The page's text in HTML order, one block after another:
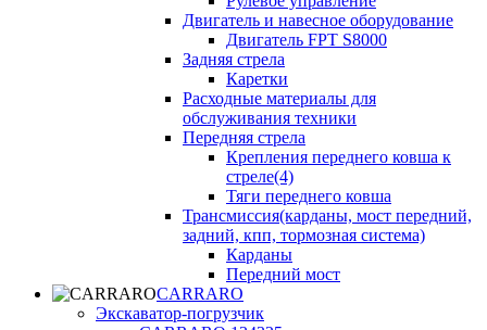
Двигатель и навесное оборудование
Двигатель FPT S8000
Задняя стрела
Каретки
Расходные материалы для
обслуживания техники
Передняя стрела
Крепления переднего ковша к
стреле(4)
Тяги переднего ковша
Трансмиссия(карданы, мост передний,
задний, кпп, тормозная система)
Карданы
Передний мост
CARRARO
Экскаватор-погрузчик